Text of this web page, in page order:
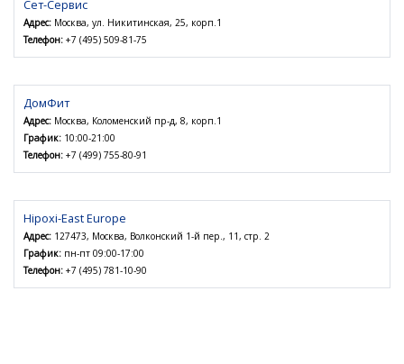
Сет-Сервис
Адрес: Москва, ул. Никитинская, 25, корп.1
Телефон: +7 (495) 509-81-75
ДомФит
Адрес: Москва, Коломенский пр-д, 8, корп.1
График: 10:00-21:00
Телефон: +7 (499) 755-80-91
Hipoxi-East Europe
Адрес: 127473, Москва, Волконский 1-й пер., 11, стр. 2
График: пн-пт 09:00-17:00
Телефон: +7 (495) 781-10-90